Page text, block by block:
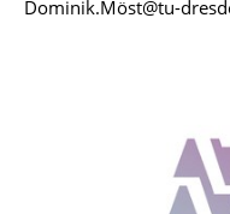
Dominik.Möst@tu-